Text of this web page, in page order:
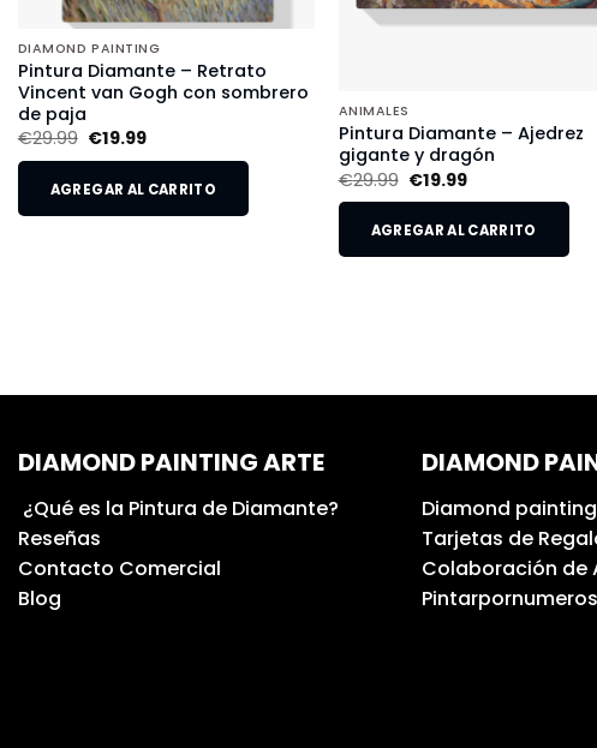
DIAMOND PAINTING
Pintura Diamante – Retrato
Vincent van Gogh con sombrero
de paja
€29.99 €19.99
AGREGAR AL CARRITO
ANIMALES
Pintura Diamante – Ajedrez
gigante y dragón
€29.99 €19.99
AGREGAR AL CARRITO
DIAMOND PAINTING ARTE
¿Qué es la Pintura de Diamante?
Reseñas
Contacto Comercial
Blog
DIAMOND
Diamond
Tarjetas de
Colaboración de